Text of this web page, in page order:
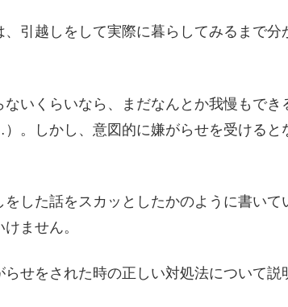
引越しをして実際に暮らしてみるまで分
いくらいなら、まだなんとか我慢もでき
。しかし、意図的に嫌がらせを受けると
した話をスカッとしたかのように書いて
ません。
せをされた時の正しい対処法について説